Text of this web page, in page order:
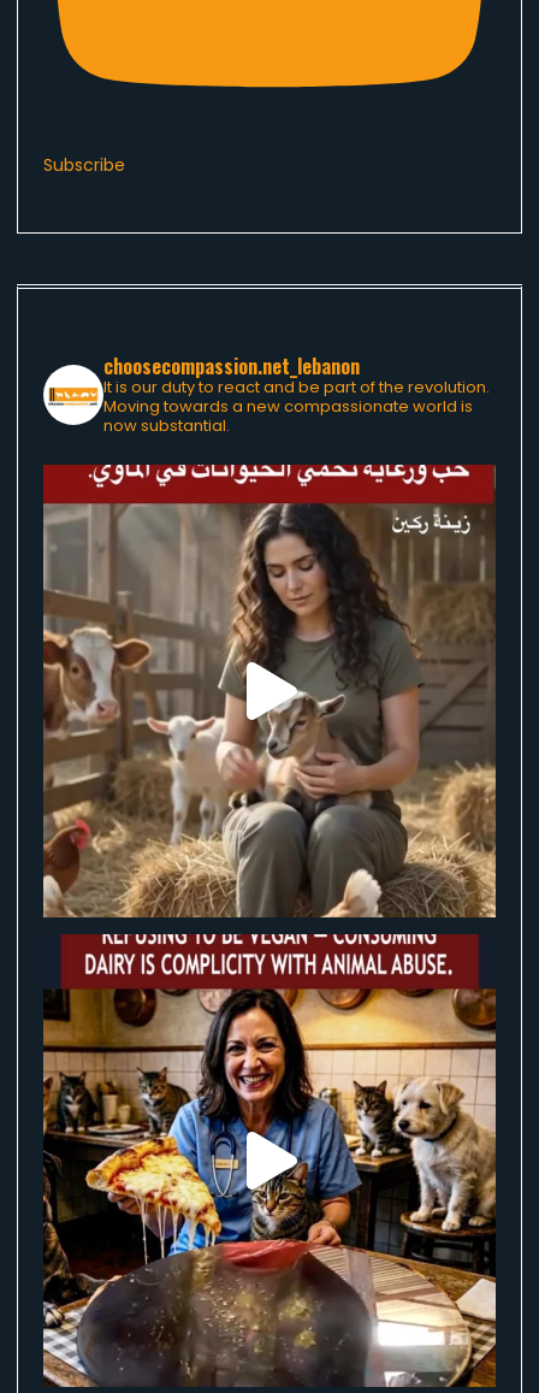
Subscribe
choosecompassion.net_lebanon
It is our duty to react and be part of the revolution.
Moving towards a new compassionate world is
now substantial.